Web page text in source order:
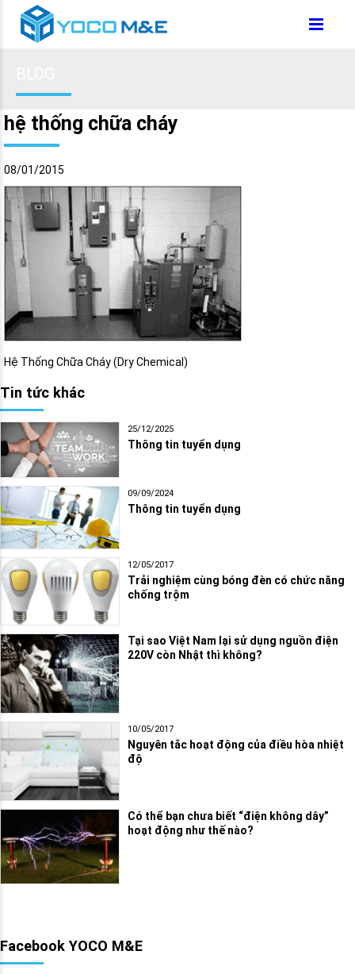
hệ thống chữa cháy
08/01/2015
Hệ Thống Chữa Cháy (Dry Chemical)
Tin tức khác
25/12/2025
Thông tin tuyển dụng
09/09/2024
Thông tin tuyển dụng
12/05/2017
Trải nghiệm cùng bóng đèn có chức năng
chống trộm
Tại sao Việt Nam lại sử dụng nguồn điện
220V còn Nhật thì không?
10/05/2017
Nguyên tắc hoạt động của điều hòa nhiệt
độ
Có thể bạn chưa biết “điện không dây”
hoạt động như thế nào?
Facebook YOCO M&E